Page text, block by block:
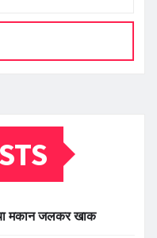
मकान जलकर खाक